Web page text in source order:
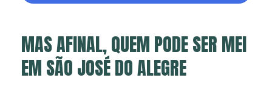
MAS AFINAL, QUEM PODE SER MEI
EM SÃO JOSÉ DO ALEGRE